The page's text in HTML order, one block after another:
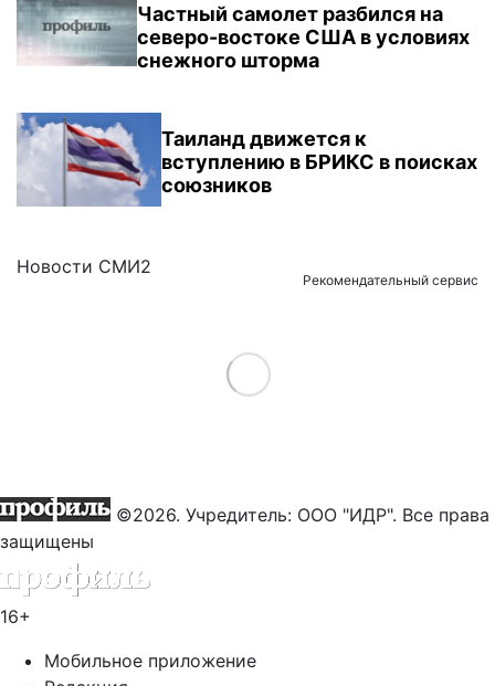
Частный самолет разбился на
северо-востоке США в условиях
снежного шторма
Таиланд движется к
вступлению в БРИКС в поисках
союзников
Новости СМИ2
Рекомендательный сервис
Load More
©2026. Учредитель: ООО "ИДР". Все права
защищены
16+
Мобильное приложение